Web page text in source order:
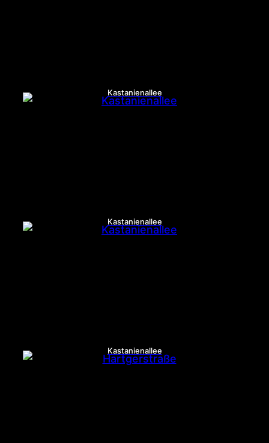
Kastanienallee
Kastanienallee
Kastanienallee